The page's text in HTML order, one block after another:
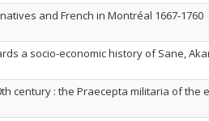
and French in Montréal 1667-1760
a socio-economic history of Sane,
century : the Praecepta militaria of the